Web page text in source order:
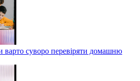
суворо перевіряти домашню